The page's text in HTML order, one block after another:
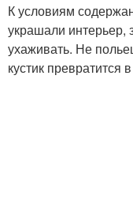
К условиям
украшали интерьер,
ухаживать. Не
кустик превратится